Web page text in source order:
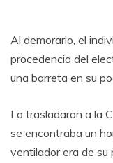
Al demorarlo, el
procedencia del
una barreta en su
Lo trasladaron a la
se encontraba un
ventilador era de su